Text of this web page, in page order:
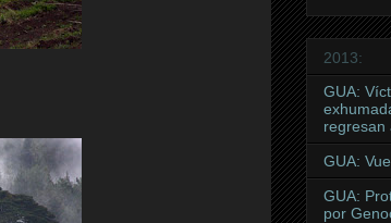
2013:
GUA:
regresan
GUA:
GUA:
por